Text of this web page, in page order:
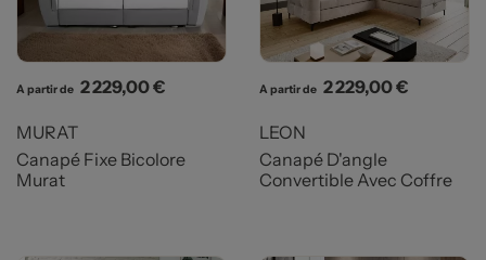
A partir de Prix
2 229,00 €
MURAT
Canapé Fixe Bicolore
Murat
A partir de Prix
2 229,00 €
LEON
Canapé D'angle
Convertible Avec Coffre